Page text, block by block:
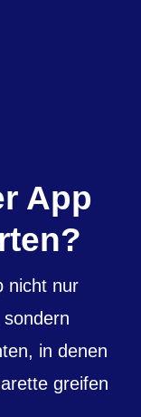
App
nicht nur
in denen
greifen